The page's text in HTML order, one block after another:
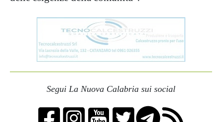
Segui La Nuova Calabria sui social